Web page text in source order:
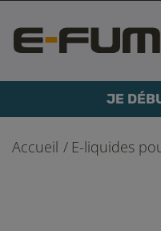
JE
Accueil E-liquides